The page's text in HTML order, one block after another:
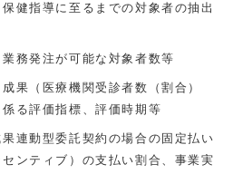
健指導に至るまでの対象者の抽出
務発注が可能な対象者数等
果（医療機関受診者数（割合）
る評価指標、評価時期等
連動型委託契約の場合の固定払い
ンティブ）の支払い割合、事業実